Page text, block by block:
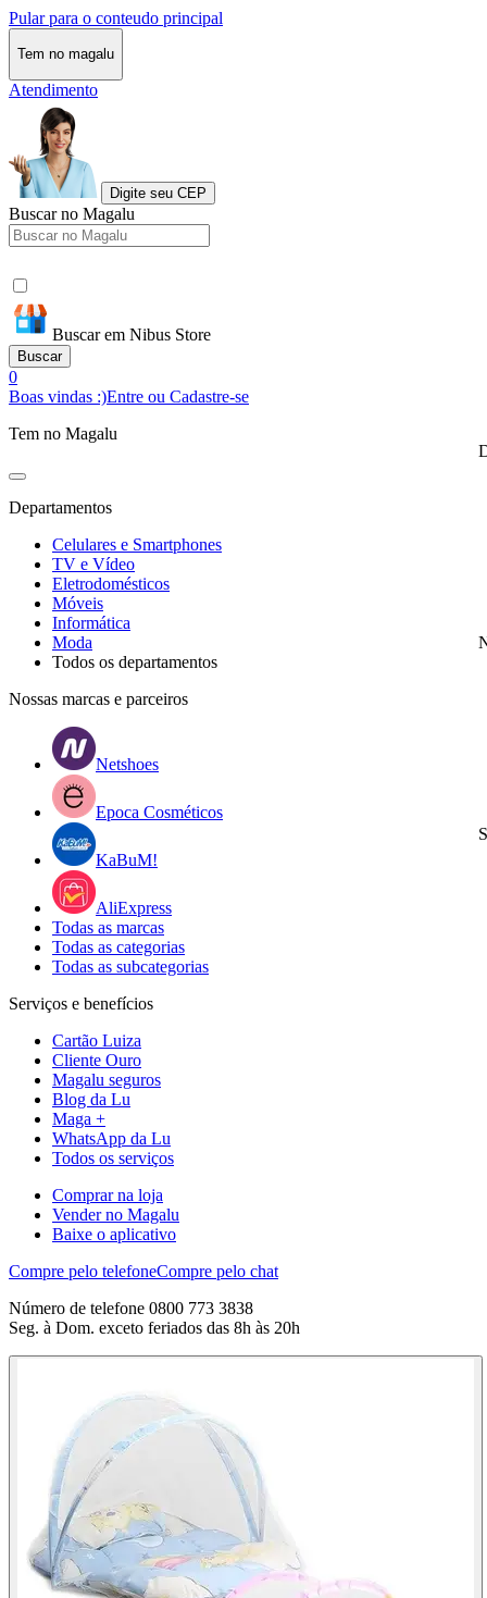
Pular para o conteudo principal
Tem no magalu
Atendimento
Digite seu CEP
Buscar no Magalu
Buscar em Nibus Store
Buscar
0
Boas vindas :)Entre ou Cadastre-se
Tem no Magalu
Departamentos
Celulares e Smartphones
TV e Vídeo
Eletrodomésticos
Móveis
Informática
Moda
Todos os departamentos
Nossas marcas e parceiros
Netshoes
Epoca Cosméticos
KaBuM!
AliExpress
Todas as marcas
Todas as categorias
Todas as subcategorias
Serviços e benefícios
Cartão Luiza
Cliente Ouro
Magalu seguros
Blog da Lu
Maga +
WhatsApp da Lu
Todos os serviços
Comprar na loja
Vender no Magalu
Baixe o aplicativo
Compre pelo telefoneCompre pelo chat
Número de telefone 0800 773 3838
Seg. à Dom. exceto feriados das 8h às 20h